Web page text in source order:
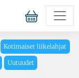
Kotimaiset liikelahjat
Uutuudet